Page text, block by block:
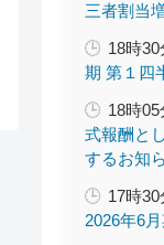
三者割当
18時30
期 第１四
18時05
式報酬と
するお知
17時
2026年6